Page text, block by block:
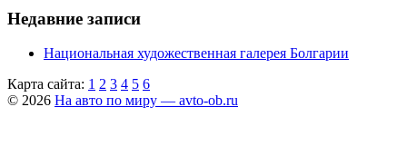
Недавние записи
Национальная художественная галерея Болгарии
Карта сайта: 1 2 3 4 5 6
© 2026 На авто по миру — avto-ob.ru